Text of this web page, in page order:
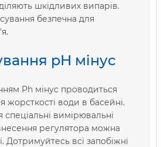
шкідливих випарів.
безпечна для
pH мінус
Ph мінус проводиться
жорсткості води в басейні.
вимірювальні
регулятора можна
Дотримуйтесь всі запобіжні